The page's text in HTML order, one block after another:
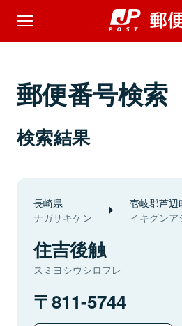
郵便番号検索
検索結果
長崎県
ナガサキケン
壱岐郡芦辺
イキグンア
住吉後触
スミヨシウシロフレ
811-5744